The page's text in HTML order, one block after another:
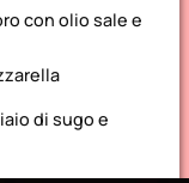
con olio sale e
di sugo e